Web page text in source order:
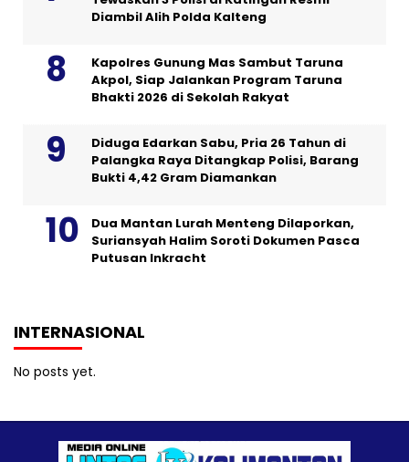
Diambil Alih Polda Kalteng
Kapolres Gunung Mas Sambut Taruna
Akpol, Siap Jalankan Program Taruna
Bhakti 2026 di Sekolah Rakyat
Diduga Edarkan Sabu, Pria 26 Tahun di
Palangka Raya Ditangkap Polisi, Barang
Bukti 4,42 Gram Diamankan
Dua Mantan Lurah Menteng Dilaporkan,
Suriansyah Halim Soroti Dokumen Pasca
Putusan Inkracht
INTERNASIONAL
No posts yet.